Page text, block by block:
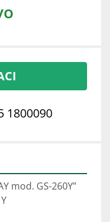
1800090
mod. GS-260Y”